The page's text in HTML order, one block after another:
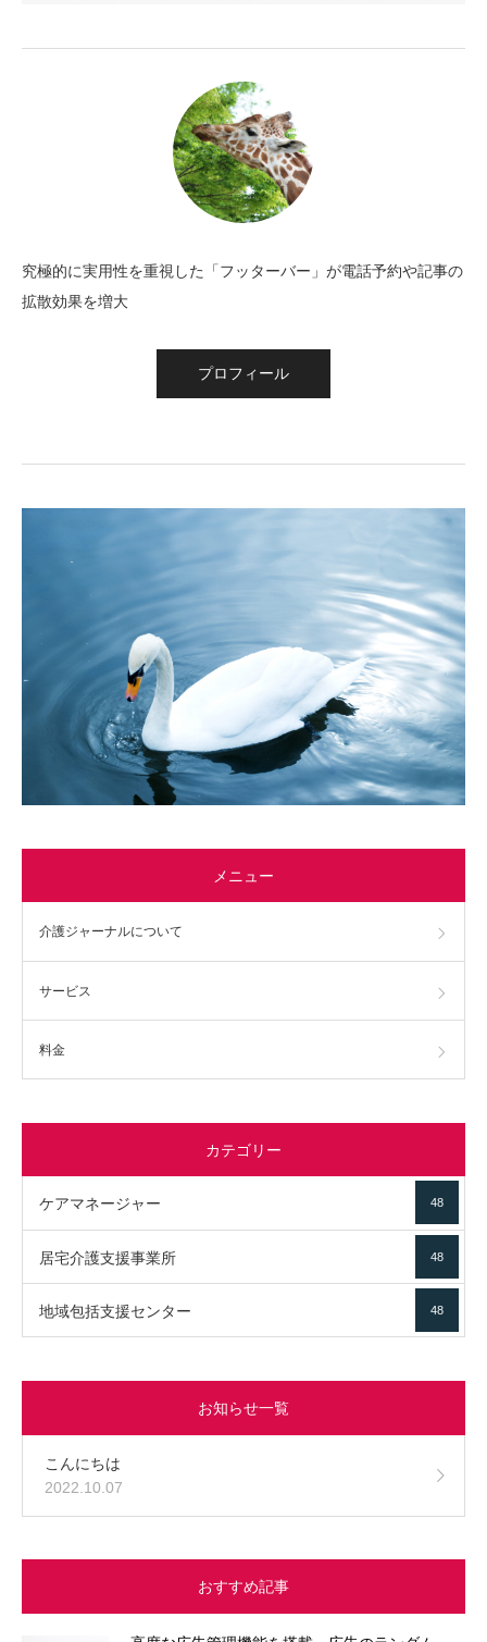
究極的に実用性を重視した「フッターバー」が電話予約や記事の
拡散効果を増大
プロフィール
メニュー
介護ジャーナルについて
サービス
料金
カテゴリー
ケアマネージャー 48
居宅介護支援事業所 48
地域包括支援センター 48
お知らせ一覧
こんにちは
2022.10.07
おすすめ記事